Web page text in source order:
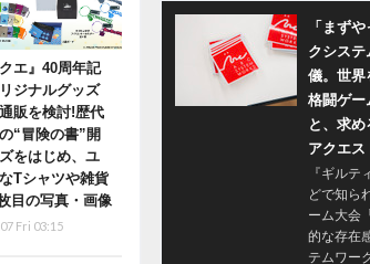
クエ』40周年記
ジナルグッズ
販を検討!歴代
“冒険の書”開
をはじめ、ユ
Tシャツや雑貨
目の写真・画像
Fri 03:15
「まず
クシステ
儀。世界
格闘ゲー
と、求め
アクエス
『ギルテ
どで知ら
ーム大会
的な存在
テムワー